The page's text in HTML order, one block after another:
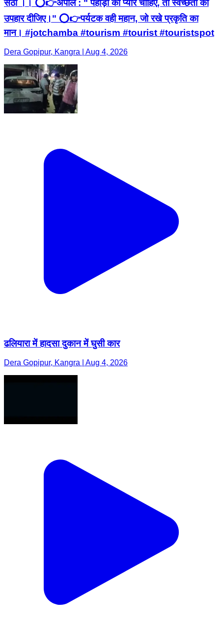
सेठी ।। ⭕👉अपील : " पहाड़ों का प्यार चाहिए, तो स्वच्छता का
उपहार दीजिए।" ⭕👉पर्यटक वही महान, जो रखे प्रकृति का
मान। #jotchamba #tourism #tourist #touristspot
Dera Gopipur, Kangra | Aug 4, 2026
ढलियारा में हादसा दुकान में घुसी कार
Dera Gopipur, Kangra | Aug 4, 2026